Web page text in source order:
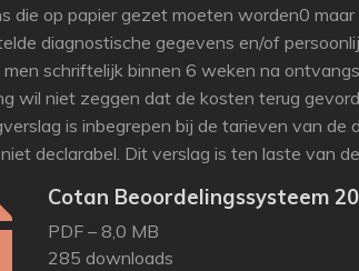
die op papier gezet moeten worden0
diagnostische gegevens en/of
schriftelijk binnen 6 weken na
wil niet zeggen dat de kosten terug
is inbegrepen bij de tarieven van
declarabel. Dit verslag is ten laste van
Cotan Beoordelingssysteem
PDF – 8,0 MB
285 downloads